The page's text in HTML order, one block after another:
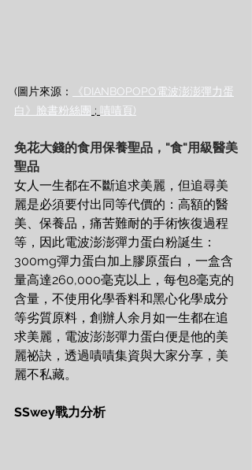
(圖片來源：
《DIANBOPOPO電波澎澎彈力蛋
白》臉書粉絲團 ; 嘖嘖頁)
免花大錢的食用保養聖品，"食"用級醫美
聖品
女人一生都在不斷追求美麗，但追尋美
麗是必須要付出同等代價的：高額的醫
美、保養品，痛苦難耐的手術恢復過程
等，因此電波澎澎彈力蛋白粉誕生：
300mg彈力蛋白加上膠原蛋白，一盒含
量高達260,000毫克以上，每包8毫克的
含量，不使用化學香料和黑心化學成分
等劣質原料，創辦人余月如一生都在追
求美麗，電波澎澎彈力蛋白便是他的美
麗祕訣，透過嘖嘖集資與大家分享，美
麗不私藏。
SSwey戰力分析